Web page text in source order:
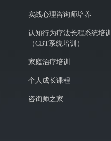
实战心理咨询师培养
认知行为疗法长程系统培训
（CBT系统培训）
家庭治疗培训
个人成长课程
咨询师之家